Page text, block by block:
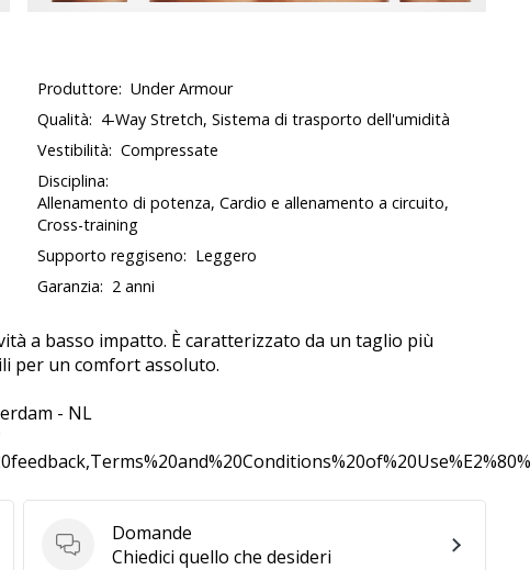
Produttore: Under Armour
Qualità: 4-Way Stretch, Sistema di trasporto dell'umidità
Vestibilità: Compressate
Disciplina:
Allenamento di potenza, Cardio e allenamento a circuito,
Cross-training
Supporto reggiseno: Leggero
Garanzia: 2 anni
a basso impatto. È caratterizzato da un taglio più
per un comfort assoluto.
- NL
Domande
Domande
Chiedici quello che desideri